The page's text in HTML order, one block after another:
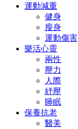
運動減重
健身
瘦身
運動傷害
樂活心靈
兩性
壓力
人際
紓壓
睡眠
保養抗老
醫美